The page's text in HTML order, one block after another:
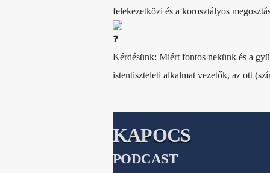
felekezetközi és a korosztályos
Kérdésünk: Miért fontos nekünk és a
istentiszteleti alkalmat vezetők, az ott
KAPOCS
PODCAST